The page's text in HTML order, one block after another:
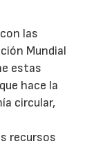
las
Mundial
estas
hace la
circular,
recursos